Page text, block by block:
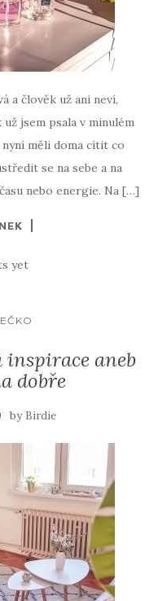
a člověk už ani neví,
jsem psala v minulém
měli doma cítit co
se na sebe a na
nebo energie. Na […]
yet
inspirace aneb
dobře
by Birdie